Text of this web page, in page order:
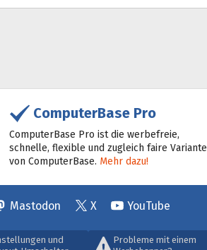
ComputerBase Pro
ComputerBase Pro ist die werbefreie,
schnelle, flexible und zugleich faire Variante
von ComputerBase. Mehr dazu!
Mastodon X YouTube
und
Probleme mit einem